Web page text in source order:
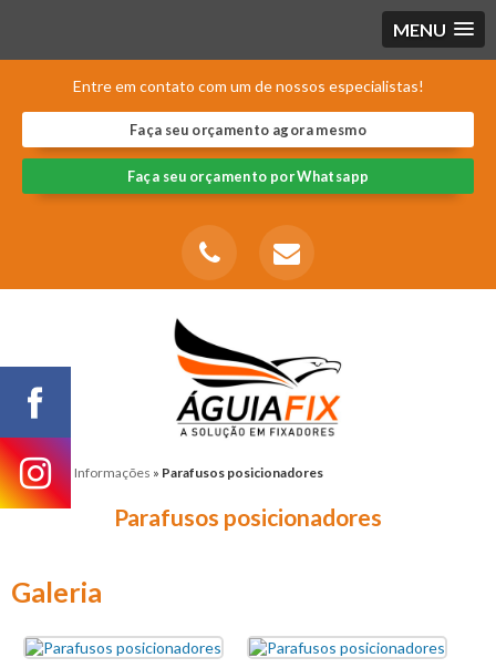
MENU
Entre em contato com um de nossos especialistas!
Faça seu orçamento agora mesmo
Faça seu orçamento por Whatsapp
Home Informações » Parafusos posicionadores
Parafusos posicionadores
Galeria